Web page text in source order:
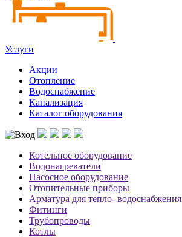
Услуги
Акции
Отопление
Водоснабжение
Канализация
Каталог оборудования
Котельное оборудование
Водонагреватели
Насосное оборудование
Отопительные приборы
Арматура для тепло- водоснабжения
Фитинги
Трубопроводы
Котлы